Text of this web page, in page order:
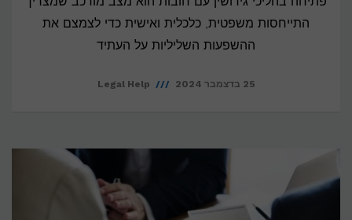
התייחסות משפטית, כלכלית ואישית כדי לצמצם את
ההשפעות השליליות על העתיד
25 בדצמבר 2024 Legal Help